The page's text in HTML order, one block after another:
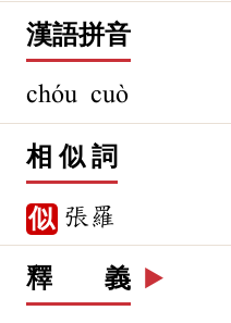
漢語拼音
chóu cuò
相 似 詞
似 張羅
釋 義 ▶️